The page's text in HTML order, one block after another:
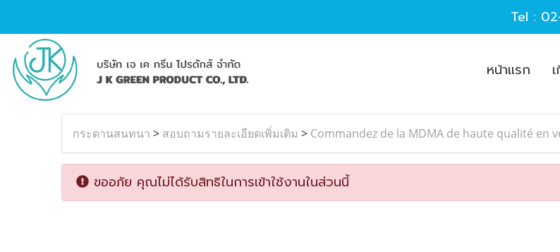
Tel :
หน้าแรก
กระดานสนทนา > สอบถามรายละเอียดเพิ่มเติม > Commandez de la MDMA de haute qualité en
ขออภัย คุณไม่ได้รับสิทธิในการเข้าใช้งานในส่วนนี้